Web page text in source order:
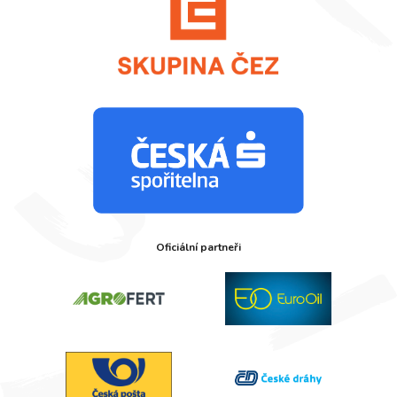
Oficiální partneři